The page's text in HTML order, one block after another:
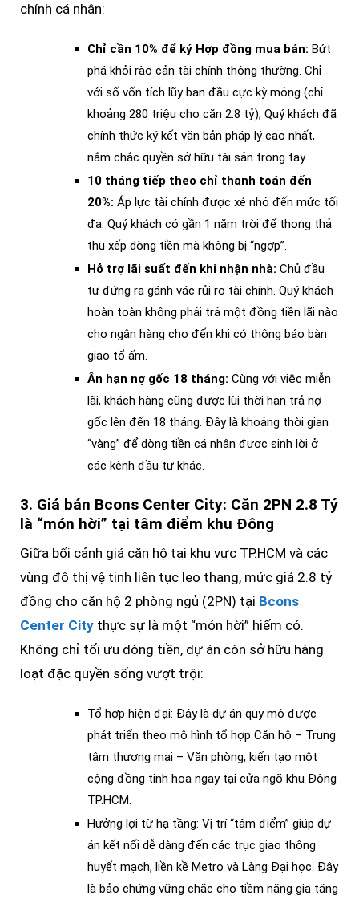
chính cá nhân:
Chỉ cần 10% để ký Hợp đồng mua bán: Bứt
phá khỏi rào cản tài chính thông thường. Chỉ
với số vốn tích lũy ban đầu cực kỳ mỏng (chỉ
khoảng 280 triệu cho căn 2.8 tỷ), Quý khách đã
chính thức ký kết văn bản pháp lý cao nhất,
nắm chắc quyền sở hữu tài sản trong tay.
10 tháng tiếp theo chỉ thanh toán đến
20%: Áp lực tài chính được xé nhỏ đến mức tối
đa. Quý khách có gần 1 năm trời để thong thả
thu xếp dòng tiền mà không bị “ngợp”.
Hỗ trợ lãi suất đến khi nhận nhà: Chủ đầu
tư đứng ra gánh vác rủi ro tài chính. Quý khách
hoàn toàn không phải trả một đồng tiền lãi nào
cho ngân hàng cho đến khi có thông báo bàn
giao tổ ấm.
Ân hạn nợ gốc 18 tháng: Cùng với việc miễn
lãi, khách hàng cũng được lùi thời hạn trả nợ
gốc lên đến 18 tháng. Đây là khoảng thời gian
“vàng” để dòng tiền cá nhân được sinh lời ở
các kênh đầu tư khác.
3. Giá bán Bcons Center City: Căn 2PN 2.8 Tỷ
là “món hời” tại tâm điểm khu Đông
Giữa bối cảnh giá căn hộ tại khu vực TP.HCM và các
vùng đô thị vệ tinh liên tục leo thang, mức giá 2.8 tỷ
đồng cho căn hộ 2 phòng ngủ (2PN) tại Bcons
Center City thực sự là một “món hời” hiếm có.
Không chỉ tối ưu dòng tiền, dự án còn sở hữu hàng
loạt đặc quyền sống vượt trội:
Tổ hợp hiện đại: Đây là dự án quy mô được
phát triển theo mô hình tổ hợp Căn hộ – Trung
tâm thương mại – Văn phòng, kiến tạo một
cộng đồng tinh hoa ngay tại cửa ngõ khu Đông
TP.HCM.
Hưởng lợi từ hạ tầng: Vị trí “tâm điểm” giúp dự
án kết nối dễ dàng đến các trục giao thông
huyết mạch, liền kề Metro và Làng Đại học. Đây
là bảo chứng vững chắc cho tiềm năng gia tăng